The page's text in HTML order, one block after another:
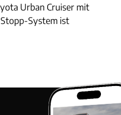
Urban Cruiser mit
System ist